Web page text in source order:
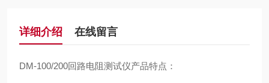
详细介绍 在线留言
DM-100/200回路电阻测试仪产品特点：